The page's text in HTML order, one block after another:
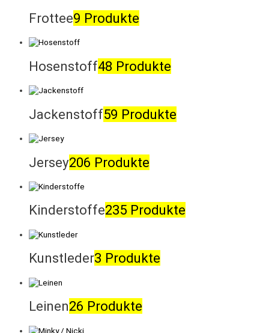
Frottee9 Produkte
Hosenstoff48 Produkte
Jackenstoff59 Produkte
Jersey206 Produkte
Kinderstoffe235 Produkte
Kunstleder3 Produkte
Leinen26 Produkte